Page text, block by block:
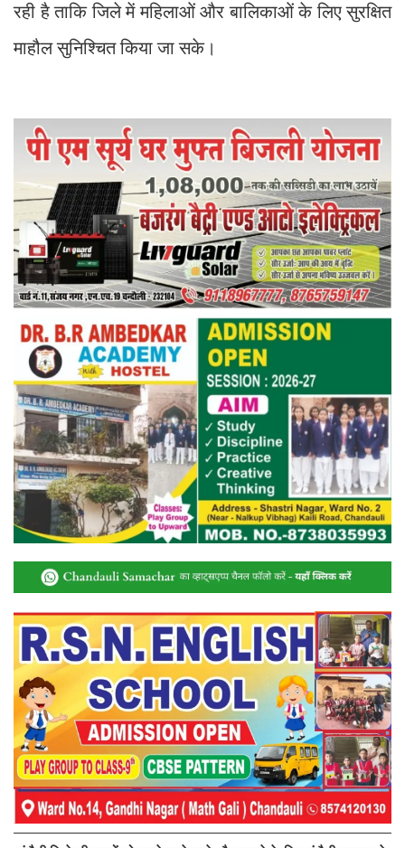
रही है ताकि जिले में महिलाओं और बालिकाओं के लिए सुरक्षित
माहौल सुनिश्चित किया जा सके।